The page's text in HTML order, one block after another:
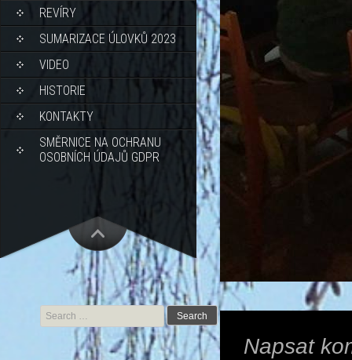
REVÍRY
SUMARIZACE ÚLOVKŮ 2023
VIDEO
HISTORIE
KONTAKTY
SMĚRNICE NA OCHRANU
OSOBNÍCH ÚDAJŮ GDPR
Napsat
Search for: